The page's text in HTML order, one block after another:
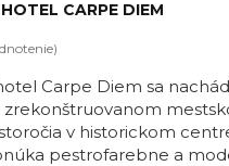
CARPE DIEM
Carpe Diem sa
v historickom
pestrofarebne a